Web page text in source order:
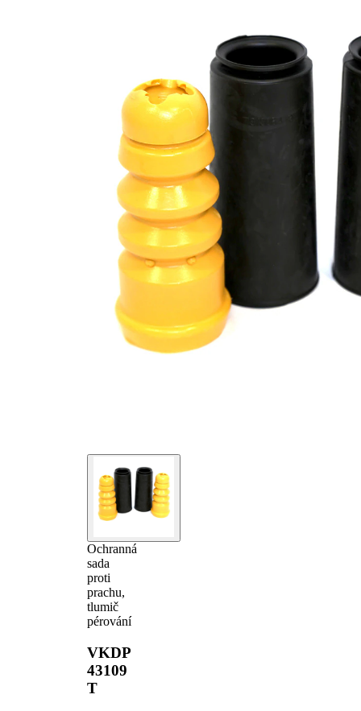
Ochranná
sada
proti
prachu,
tlumič
pérování
VKDP
43109
T